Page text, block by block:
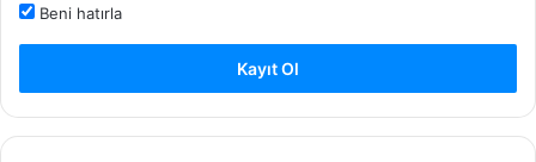
Beni hatırla
Kayıt Ol